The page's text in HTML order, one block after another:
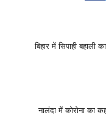
बिहार में सिपाही
नालंदा में कोरोना का